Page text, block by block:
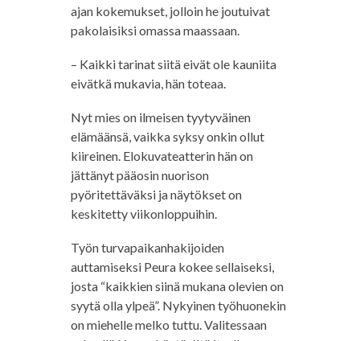
ajan kokemukset, jolloin he joutuivat
pakolaisiksi omassa maassaan.
– Kaikki tarinat siitä eivät ole kauniita
eivätkä mukavia, hän toteaa.
Nyt mies on ilmeisen tyytyväinen
elämäänsä, vaikka syksy onkin ollut
kiireinen. Elokuvateatterin hän on
jättänyt pääosin nuorison
pyöritettäväksi ja näytökset on
keskitetty viikonloppuihin.
Työn turvapaikanhakijoiden
auttamiseksi Peura kokee sellaiseksi,
josta “kaikkien siinä mukana olevien on
syytä olla ylpeä”. Nykyinen työhuonekin
on miehelle melko tuttu. Valitessaan